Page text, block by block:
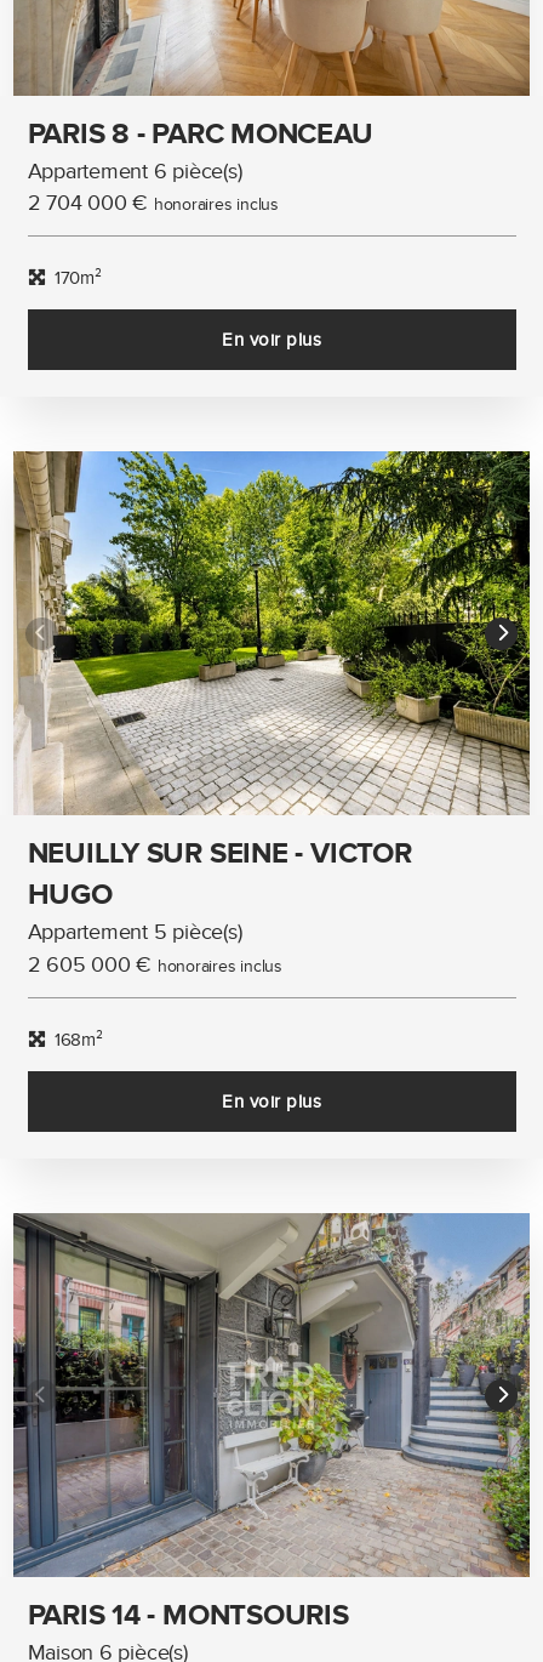
PARIS 8 - PARC MONCEAU
Appartement 6 pièce(s)
2 704 000 € honoraires inclus
170m²
En voir plus
NEUILLY SUR SEINE - VICTOR
HUGO
Appartement 5 pièce(s)
2 605 000 € honoraires inclus
168m²
En voir plus
PARIS 14 - MONTSOURIS
Maison 6 pièce(s)